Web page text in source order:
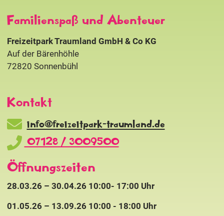
Familienspaß und Abenteuer
Freizeitpark Traumland GmbH & Co KG
Auf der Bärenhöhle
72820 Sonnenbühl
Kontakt
info@freizeitpark-traumland.de
07128 / 3009500
Öffnungszeiten
28.03.26 – 30.04.26 10:00- 17:00 Uhr
01.05.26 – 13.09.26 10:00 - 18:00 Uhr